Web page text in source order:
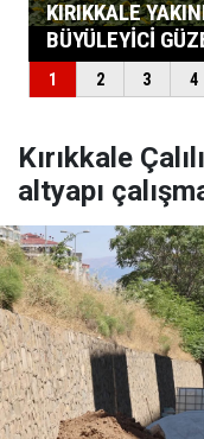
Kırıkkale
altyapı